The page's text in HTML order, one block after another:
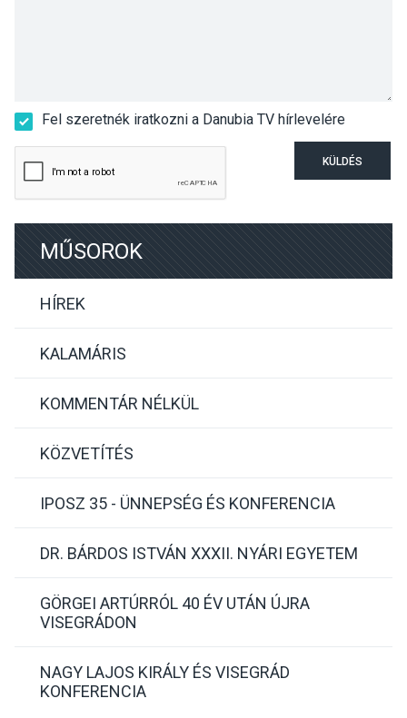
Fel szeretnék iratkozni a Danubia TV hírlevelére
KÜLDÉS
MŰSOROK
HÍREK
KALAMÁRIS
KOMMENTÁR NÉLKÜL
KÖZVETÍTÉS
IPOSZ 35 - ÜNNEPSÉG ÉS KONFERENCIA
DR. BÁRDOS ISTVÁN XXXII. NYÁRI EGYETEM
GÖRGEI ARTÚRRÓL 40 ÉV UTÁN ÚJRA
VISEGRÁDON
NAGY LAJOS KIRÁLY ÉS VISEGRÁD
KONFERENCIA